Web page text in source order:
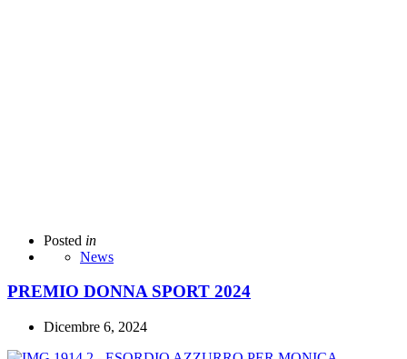
Posted in
News
PREMIO DONNA SPORT 2024
Dicembre 6, 2024